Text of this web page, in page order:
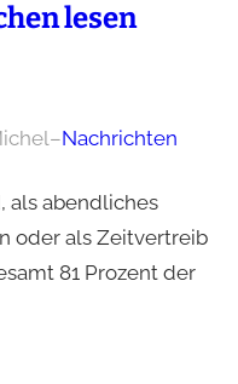
lesen
–Nachrichten
als abendliches
oder als Zeitvertreib
81 Prozent der